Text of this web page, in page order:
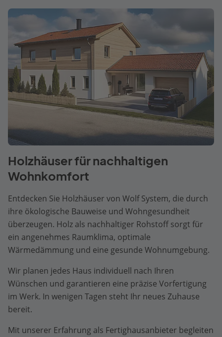
Holzhäuser für nachhaltigen
Wohnkomfort
Entdecken Sie Holzhäuser von Wolf System, die durch
ihre ökologische Bauweise und Wohngesundheit
überzeugen. Holz als nachhaltiger Rohstoff sorgt für
ein angenehmes Raumklima, optimale
Wärmedämmung und eine gesunde Wohnumgebung.
Wir planen jedes Haus individuell nach Ihren
Wünschen und garantieren eine präzise Vorfertigung
im Werk. In wenigen Tagen steht Ihr neues Zuhause
bereit.
Mit unserer Erfahrung als Fertighausanbieter begleiten